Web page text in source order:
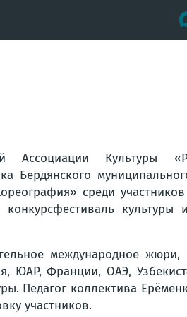
Ассоциации Культуры
Бердянского
среди участников
культуры
международное жюри,
ЮАР, Франции, ОАЭ,
Педагог коллектива
участников.